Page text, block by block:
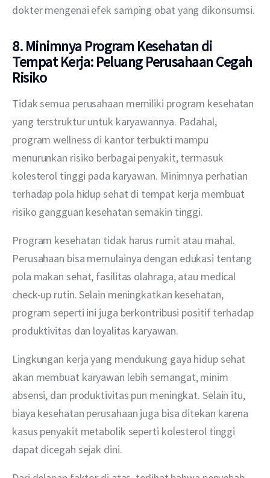
dokter mengenai efek samping obat yang dikonsumsi.
8. Minimnya Program Kesehatan di
Tempat Kerja: Peluang Perusahaan Cegah
Risiko
Tidak semua perusahaan memiliki program kesehatan
yang terstruktur untuk karyawannya. Padahal,
program wellness di kantor terbukti mampu
menurunkan risiko berbagai penyakit, termasuk
kolesterol tinggi pada karyawan. Minimnya perhatian
terhadap pola hidup sehat di tempat kerja membuat
risiko gangguan kesehatan semakin tinggi.
Program kesehatan tidak harus rumit atau mahal.
Perusahaan bisa memulainya dengan edukasi tentang
pola makan sehat, fasilitas olahraga, atau medical
check-up rutin. Selain meningkatkan kesehatan,
program seperti ini juga berkontribusi positif terhadap
produktivitas dan loyalitas karyawan.
Lingkungan kerja yang mendukung gaya hidup sehat
akan membuat karyawan lebih semangat, minim
absensi, dan produktivitas pun meningkat. Selain itu,
biaya kesehatan perusahaan juga bisa ditekan karena
kasus penyakit metabolik seperti kolesterol tinggi
dapat dicegah sejak dini.